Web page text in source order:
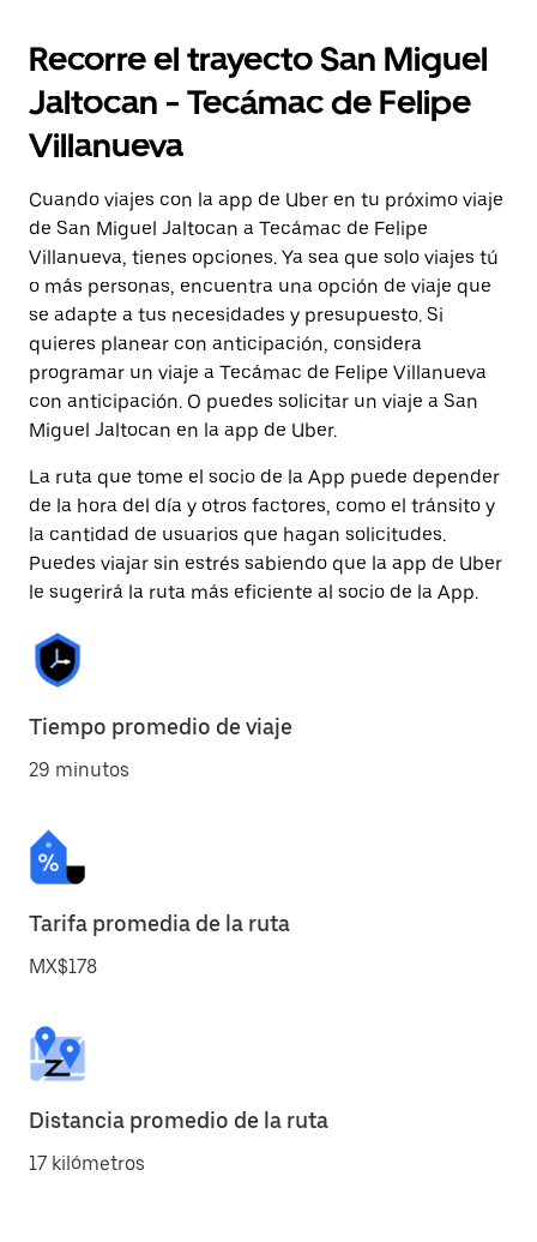
Recorre el trayecto San Miguel
Jaltocan - Tecámac de Felipe
Villanueva
Cuando viajes con la app de Uber en tu próximo viaje
de San Miguel Jaltocan a Tecámac de Felipe
Villanueva, tienes opciones. Ya sea que solo viajes tú
o más personas, encuentra una opción de viaje que
se adapte a tus necesidades y presupuesto. Si
quieres planear con anticipación, considera
programar un viaje a Tecámac de Felipe Villanueva
con anticipación. O puedes solicitar un viaje a San
Miguel Jaltocan en la app de Uber.
La ruta que tome el socio de la App puede depender
de la hora del día y otros factores, como el tránsito y
la cantidad de usuarios que hagan solicitudes.
Puedes viajar sin estrés sabiendo que la app de Uber
le sugerirá la ruta más eficiente al socio de la App.
Tiempo promedio de viaje
29 minutos
Tarifa promedia de la ruta
MX$178
Distancia promedio de la ruta
17 kilómetros